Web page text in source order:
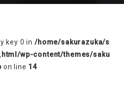
key 0 in /home/sakurazuka/s
wp-content/themes/saku
on line 14